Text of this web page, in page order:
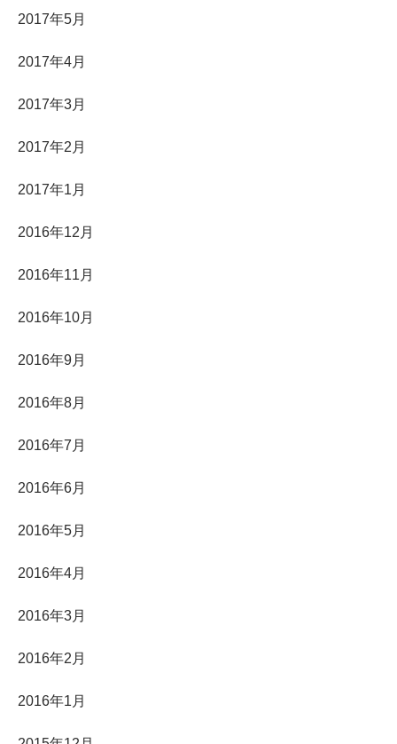
2017年5月
2017年4月
2017年3月
2017年2月
2017年1月
2016年12月
2016年11月
2016年10月
2016年9月
2016年8月
2016年7月
2016年6月
2016年5月
2016年4月
2016年3月
2016年2月
2016年1月